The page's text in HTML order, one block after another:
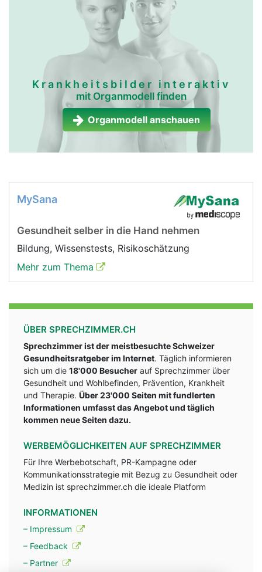
Krankheitsbilder interaktiv
mit Organmodell finden
Organmodell anschauen
MySana
Gesundheit selber in die Hand nehmen
Bildung, Wissenstests, Risikoschätzung
Mehr zum Thema
ÜBER SPRECHZIMMER.CH
Sprechzimmer ist der meistbesuchte Schweizer
Gesundheitsratgeber im Internet. Täglich informieren
sich um die 18'000 Besucher auf Sprechzimmer über
Gesundheit und Wohlbefinden, Prävention, Krankheit
und Therapie. Über 23'000 Seiten mit fundlerten
Informationen umfasst das Angebot und täglich
kommen neue Seiten dazu.
WERBEMÖGLICHKEITEN AUF SPRECHZIMMER
Für Ihre Werbebotschaft, PR-Kampagne oder
Kommunikationsstrategie mit Bezug zu Gesundheit oder
Medizin ist sprechzimmer.ch die ideale Platform
INFORMATIONEN
– Impressum
– Feedback
– Partner